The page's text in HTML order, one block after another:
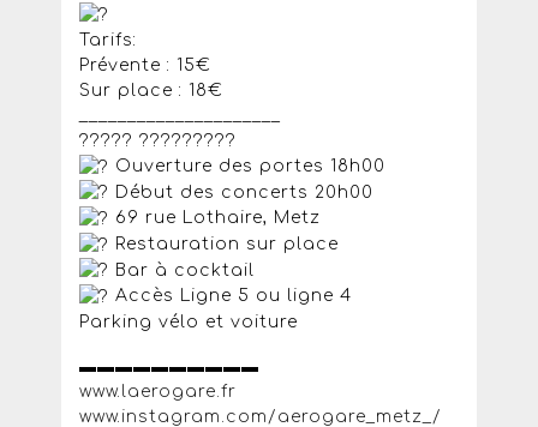
Tarifs:
Prévente : 15€
Sur place : 18€
????? ?????????
Ouverture des portes 18h00
Début des concerts 20h00
69 rue Lothaire, Metz
Restauration sur place
Bar à cocktail
Accès Ligne 5 ou ligne 4
Parking vélo et voiture
▬▬▬▬▬▬▬▬▬▬
www.laerogare.fr
www.instagram.com/aerogare_metz_/